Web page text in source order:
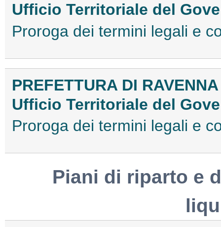
Ufficio Territoriale del
Proroga dei termini legali e
PREFETTURA DI RAVENNA
Ufficio Territoriale del
Proroga dei termini legali e
Piani di riparto e